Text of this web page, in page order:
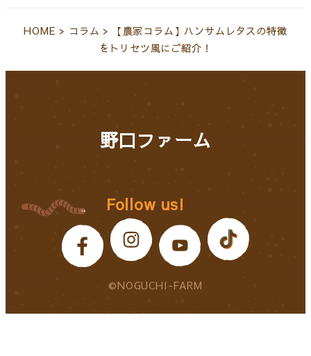
HOME > コラム >
【農家コラム】ハンサムレタスの特徴
をトリセツ風にご紹介！
野口ファーム
Follow us!
©NOGUCHI-FARM